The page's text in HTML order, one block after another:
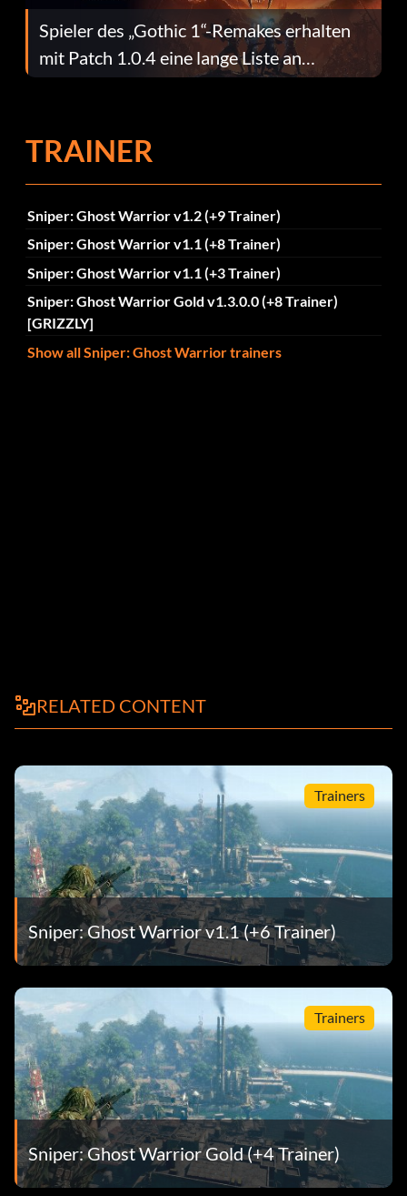
Spieler des „Gothic 1“-Remakes erhalten
mit Patch 1.0.4 eine lange Liste an
Fehlerbehebungen
TRAINER
Sniper: Ghost Warrior v1.2 (+9 Trainer)
Sniper: Ghost Warrior v1.1 (+8 Trainer)
Sniper: Ghost Warrior v1.1 (+3 Trainer)
Sniper: Ghost Warrior Gold v1.3.0.0 (+8 Trainer)
[GRIZZLY]
Show all Sniper: Ghost Warrior trainers
RELATED CONTENT
Trainers
Sniper: Ghost Warrior v1.1 (+6 Trainer)
Trainers
Sniper: Ghost Warrior Gold (+4 Trainer)